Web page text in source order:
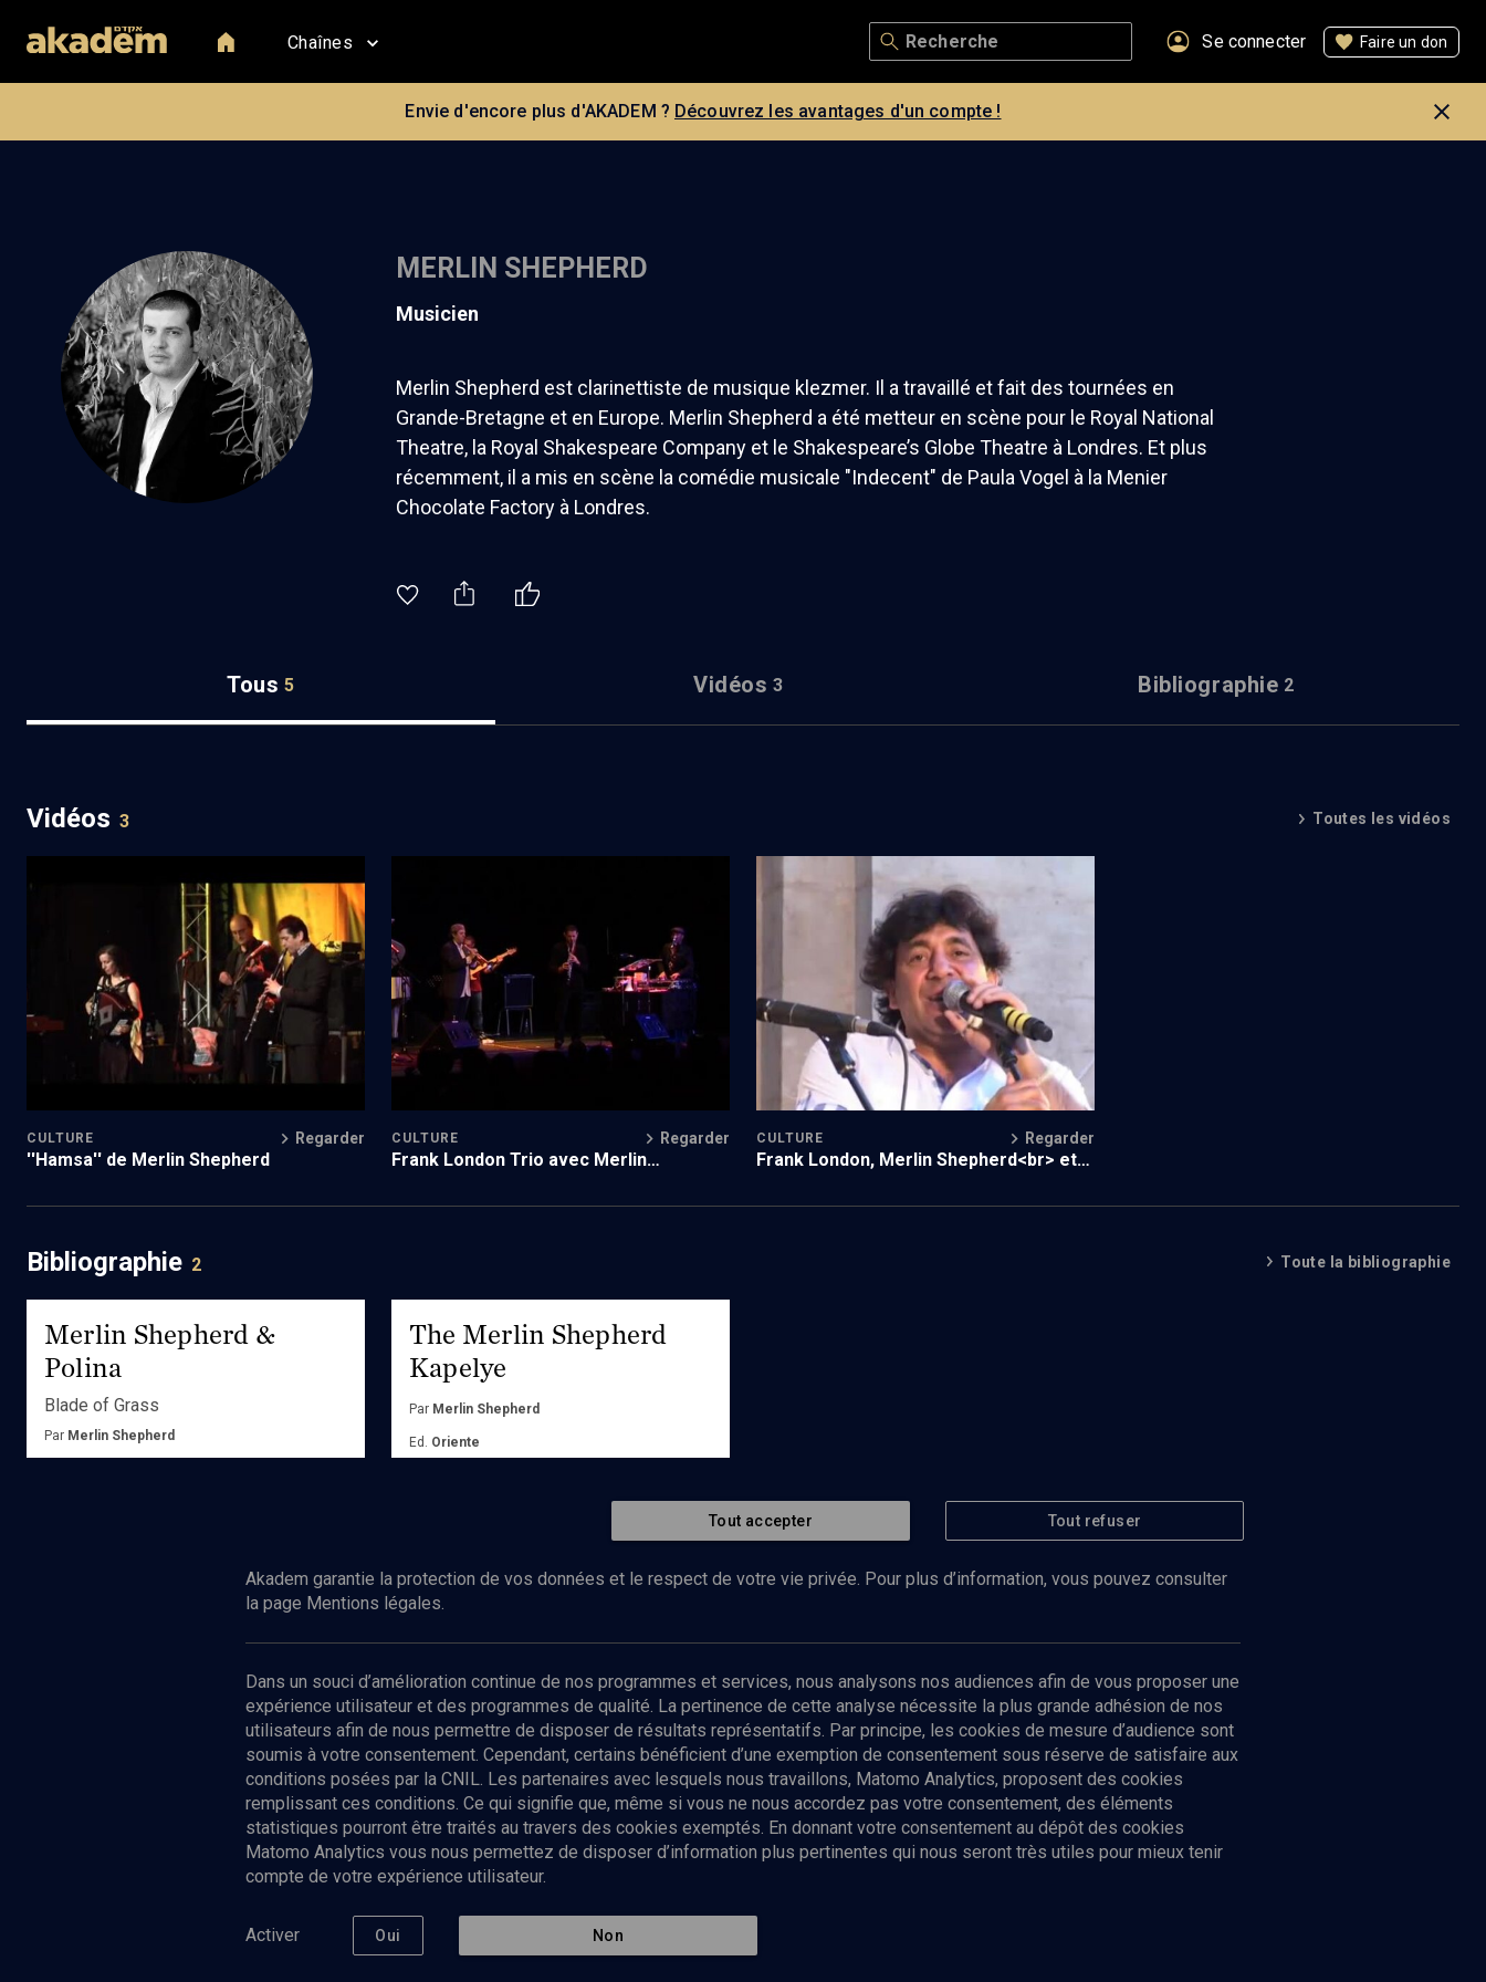
Chaînes Se connecter Faire un don
Envie d'encore plus d'AKADEM ? Découvrez les avantages d'un compte !
MERLIN SHEPHERD
musicien
Merlin Shepherd est clarinettiste de musique klezmer. Il a travaillé et fait des tournées en
Grande-Bretagne et en Europe. Merlin Shepherd a été metteur en scène pour le Royal National
Theatre, la Royal Shakespeare Company et le Shakespeare’s Globe Theatre à Londres. Et plus
récemment, il a mis en scène la comédie musicale "Indecent" de Paula Vogel à la Menier
Chocolate Factory à Londres.
Tous 5 Vidéos 3 Bibliographie 2
Vidéos 3 Toutes les vidéos
Festival Jazz'n Klezmer 2013 - n° 7
CULTURE Regarder
''Hamsa'' de Merlin Shepherd
CULTURE Regarder
Frank London Trio avec Merlin
Fête de la musique 2012
CULTURE Regarder
Frank London, Merlin Shepherd<br> et
Bibliographie 2 Toute la bibliographie
Merlin Shepherd &
Polina
Blade of Grass
Par Merlin Shepherd
The Merlin Shepherd
Kapelye
Par Merlin Shepherd
Ed. Oriente
Abonnez-vous à notre newsletter
Envoyer
Nos Chaines
Culture
Politique de protection des données
Tout accepter Tout refuser
Akadem garantie la protection de vos données et le respect de votre vie privée. Pour plus d’information, vous pouvez consulter
la page Mentions légales.
Dans un souci d’amélioration continue de nos programmes et services, nous analysons nos audiences afin de vous proposer une
expérience utilisateur et des programmes de qualité. La pertinence de cette analyse nécessite la plus grande adhésion de nos
utilisateurs afin de nous permettre de disposer de résultats représentatifs. Par principe, les cookies de mesure d’audience sont
soumis à votre consentement. Cependant, certains bénéficient d’une exemption de consentement sous réserve de satisfaire aux
conditions posées par la CNIL. Les partenaires avec lesquels nous travaillons, Matomo Analytics, proposent des cookies
remplissant ces conditions. Ce qui signifie que, même si vous ne nous accordez pas votre consentement, des éléments
statistiques pourront être traités au travers des cookies exemptés. En donnant votre consentement au dépôt des cookies
Matomo Analytics vous nous permettez de disposer d’information plus pertinentes qui nous seront très utiles pour mieux tenir
compte de votre expérience utilisateur.
Activer Oui Non